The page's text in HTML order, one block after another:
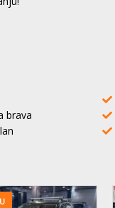
brava